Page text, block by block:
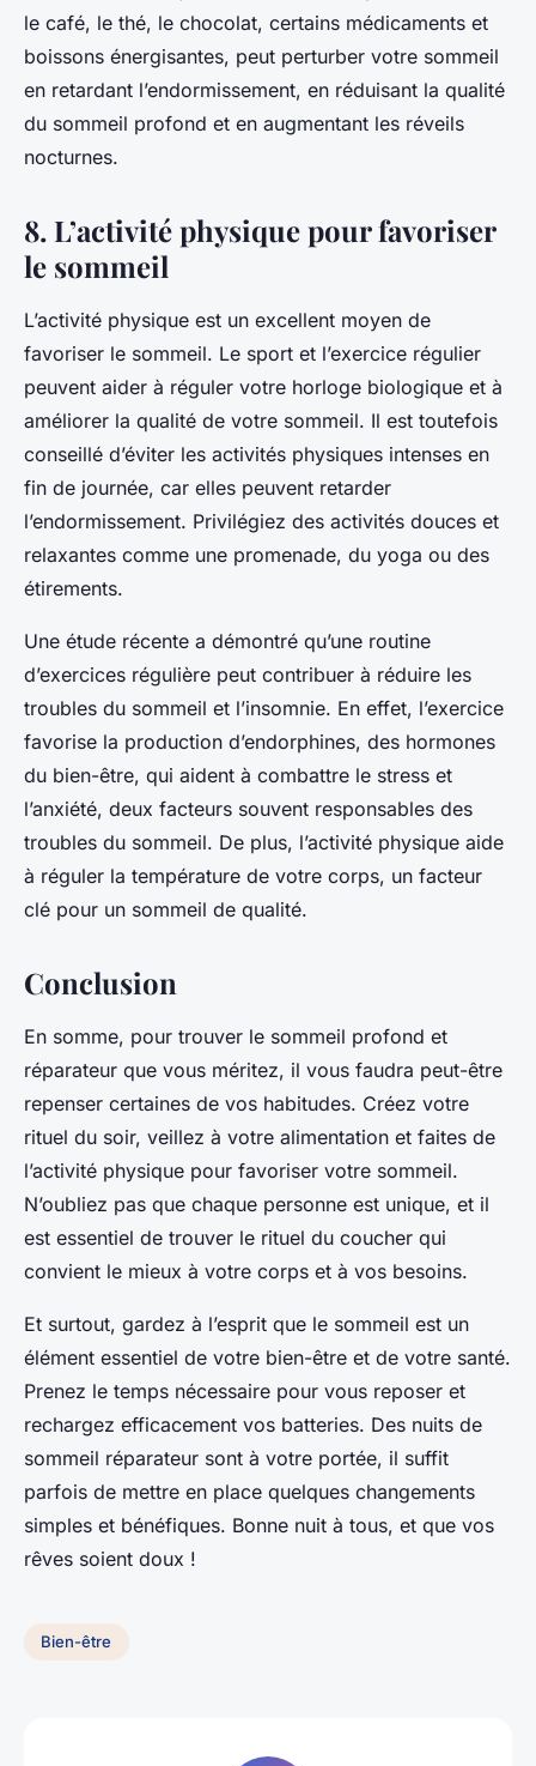
le café, le thé, le chocolat, certains médicaments et
boissons énergisantes, peut perturber votre sommeil
en retardant l’endormissement, en réduisant la qualité
du sommeil profond et en augmentant les réveils
nocturnes.
8. L’activité physique pour favoriser
le sommeil
L’activité physique est un excellent moyen de
favoriser le sommeil. Le sport et l’exercice régulier
peuvent aider à réguler votre horloge biologique et à
améliorer la qualité de votre sommeil. Il est toutefois
conseillé d’éviter les activités physiques intenses en
fin de journée, car elles peuvent retarder
l’endormissement. Privilégiez des activités douces et
relaxantes comme une promenade, du yoga ou des
étirements.
Une étude récente a démontré qu’une routine
d’exercices régulière peut contribuer à réduire les
troubles du sommeil et l’insomnie. En effet, l’exercice
favorise la production d’endorphines, des hormones
du bien-être, qui aident à combattre le stress et
l’anxiété, deux facteurs souvent responsables des
troubles du sommeil. De plus, l’activité physique aide
à réguler la température de votre corps, un facteur
clé pour un sommeil de qualité.
Conclusion
En somme, pour trouver le sommeil profond et
réparateur que vous méritez, il vous faudra peut-être
repenser certaines de vos habitudes. Créez votre
rituel du soir, veillez à votre alimentation et faites de
l’activité physique pour favoriser votre sommeil.
N’oubliez pas que chaque personne est unique, et il
est essentiel de trouver le rituel du coucher qui
convient le mieux à votre corps et à vos besoins.
Et surtout, gardez à l’esprit que le sommeil est un
élément essentiel de votre bien-être et de votre santé.
Prenez le temps nécessaire pour vous reposer et
rechargez efficacement vos batteries. Des nuits de
sommeil réparateur sont à votre portée, il suffit
parfois de mettre en place quelques changements
simples et bénéfiques. Bonne nuit à tous, et que vos
rêves soient doux !
Bien-être